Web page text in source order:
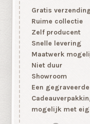
Gratis
Ruime collectie
Zelf producent
Snelle levering
Maatwerk
Niet duur
Showroom
Een
mogelijk met